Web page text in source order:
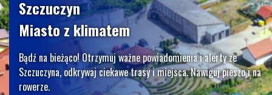
Szczuczyn
Miasto z klimatem
Bądź na bieżąco! Otrzymuj ważne powiadomienia i alerty ze
Szczuczyna, odkrywaj ciekawe trasy i miejsca. Nawiguj pieszo i na
rowerze.